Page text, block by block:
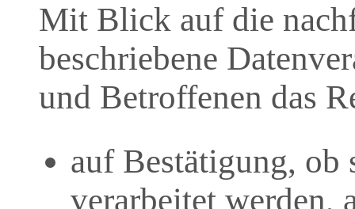
Mit Blick auf die
beschriebene
und Betroffenen das
auf Bestätigung, ob
verarbeitet werden,